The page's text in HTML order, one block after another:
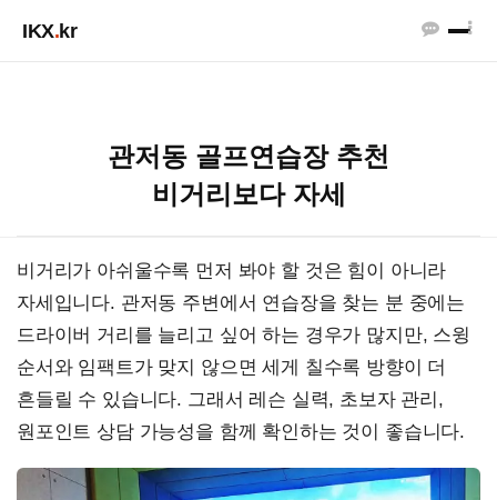
IKX.kr
관저동 골프연습장 추천
비거리보다 자세
비거리가 아쉬울수록 먼저 봐야 할 것은 힘이 아니라
자세입니다. 관저동 주변에서 연습장을 찾는 분 중에는
드라이버 거리를 늘리고 싶어 하는 경우가 많지만, 스윙
순서와 임팩트가 맞지 않으면 세게 칠수록 방향이 더
흔들릴 수 있습니다. 그래서 레슨 실력, 초보자 관리,
원포인트 상담 가능성을 함께 확인하는 것이 좋습니다.